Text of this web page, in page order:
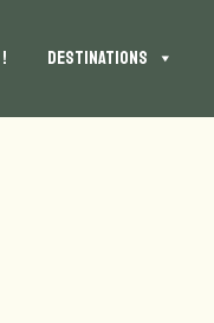
DESTINATIONS